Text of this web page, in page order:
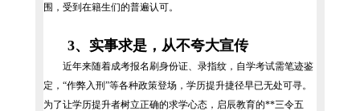
围，受到在籍生们的普遍认可。
3、实事求是，从不夸大宣传
近年来随着成考报名刷身份证、录指纹，自学考试需笔迹鉴
定，“作弊入刑”等各种政策登场，学历提升捷径早已无处可寻。
为了让学历提升者树立正确的求学心态，启辰教育的**三令五